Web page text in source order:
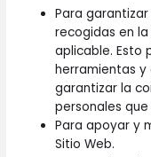
Para
recogidas en
aplicable. Esto
herramientas y
garantizar la
personales
Para apoyar y
Sitio Web.